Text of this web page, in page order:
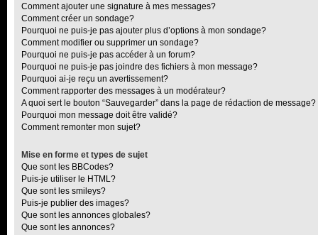
Comment ajouter une signature à mes messages?
Comment créer un sondage?
Pourquoi ne puis-je pas ajouter plus d’options à mon sondage?
Comment modifier ou supprimer un sondage?
Pourquoi ne puis-je pas accéder à un forum?
Pourquoi ne puis-je pas joindre des fichiers à mon message?
Pourquoi ai-je reçu un avertissement?
Comment rapporter des messages à un modérateur?
A quoi sert le bouton “Sauvegarder” dans la page de rédaction de message?
Pourquoi mon message doit être validé?
Comment remonter mon sujet?
Mise en forme et types de sujet
Que sont les BBCodes?
Puis-je utiliser le HTML?
Que sont les smileys?
Puis-je publier des images?
Que sont les annonces globales?
Que sont les annonces?